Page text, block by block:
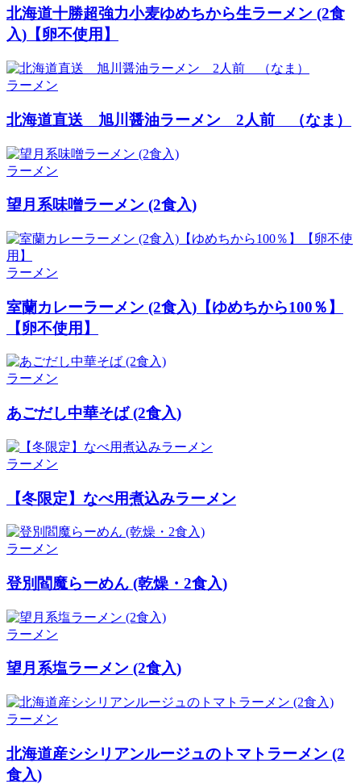
北海道十勝超強力小麦ゆめちから生ラーメン (2食
入)【卵不使用】
ラーメン
北海道直送 旭川醤油ラーメン 2人前 （なま）
ラーメン
望月系味噌ラーメン (2食入)
ラーメン
室蘭カレーラーメン (2食入)【ゆめちから100％】
【卵不使用】
ラーメン
あごだし中華そば (2食入)
ラーメン
【冬限定】なべ用煮込みラーメン
ラーメン
登別閻魔らーめん (乾燥・2食入)
ラーメン
望月系塩ラーメン (2食入)
ラーメン
北海道産シシリアンルージュのトマトラーメン (2
食入)